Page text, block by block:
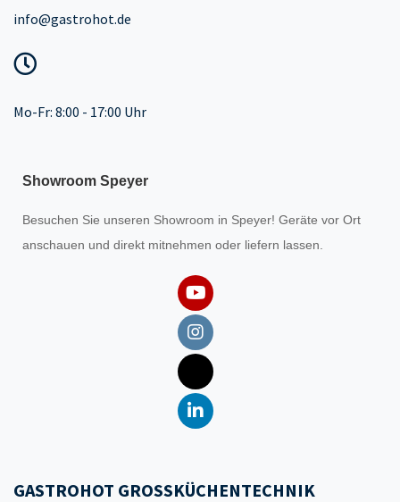
info@gastrohot.de
Mo-Fr: 8:00 - 17:00 Uhr
Showroom Speyer
Besuchen Sie unseren Showroom in Speyer! Geräte vor Ort
anschauen und direkt mitnehmen oder liefern lassen.
GASTROHOT GROSSKÜCHENTECHNIK